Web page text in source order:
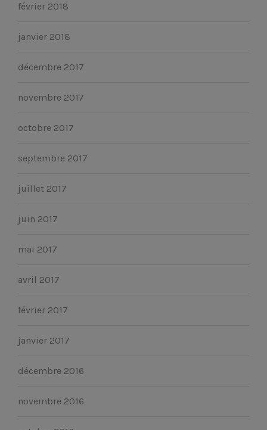
février 2018
janvier 2018
décembre 2017
novembre 2017
octobre 2017
septembre 2017
juillet 2017
juin 2017
mai 2017
avril 2017
février 2017
janvier 2017
décembre 2016
novembre 2016